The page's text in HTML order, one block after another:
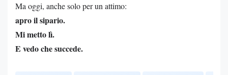
Ma oggi, anche solo per un attimo:
apro il sipario.
Mi metto lì.
E vedo che succede.